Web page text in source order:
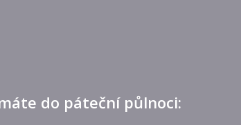
do páteční půlnoci: